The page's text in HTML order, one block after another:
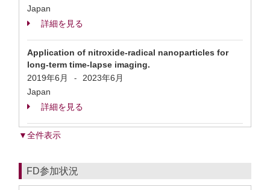
Japan
詳細を見る
Application of nitroxide-radical nanoparticles for
long-term time-lapse imaging.
2019年6月
-
2023年6月
Japan
詳細を見る
▼全件表示
FD参加状況